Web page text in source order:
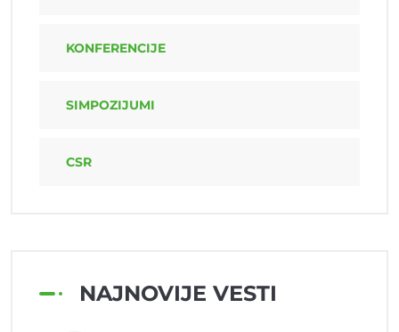
KONFERENCIJE
SIMPOZIJUMI
CSR
NAJNOVIJE VESTI